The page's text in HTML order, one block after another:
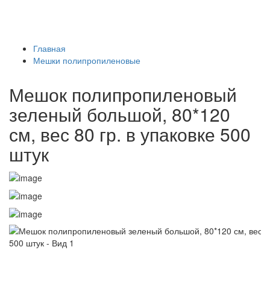
Главная
Мешки полипропиленовые
Мешок полипропиленовый
зеленый большой, 80*120
см, вес 80 гр. в упаковке 500
штук